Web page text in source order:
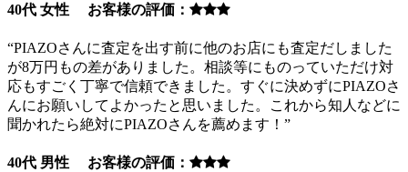
40代 女性 お客様の評価：
“PIAZOさんに査定を出す前に他のお店にも査定だしました
が8万円もの差がありました。相談等にものっていただけ対
応もすごく丁寧で信頼できました。すぐに決めずにPIAZOさ
んにお願いしてよかったと思いました。これから知人などに
聞かれたら絶対にPIAZOさんを薦めます！”
40代 男性 お客様の評価：